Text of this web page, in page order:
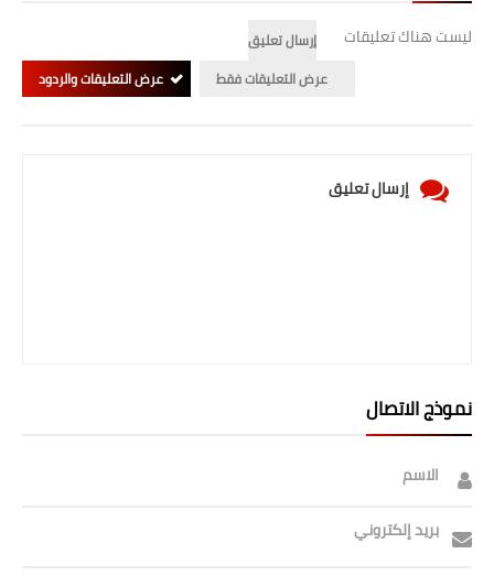
ليست هناك تعليقات
إرسال تعليق
عرض التعليقات فقط
عرض التعليقات والردود
إرسال تعليق
نموذج الاتصال
الاسم
بريد إلكتروني